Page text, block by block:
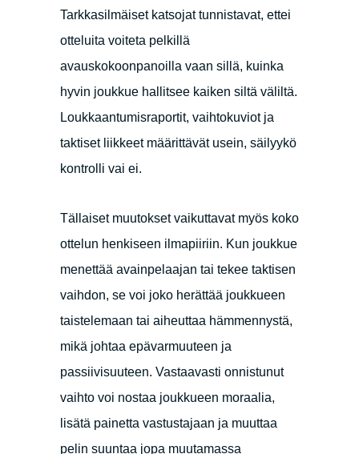
Tarkkasilmäiset katsojat tunnistavat, ettei
otteluita voiteta pelkillä
avauskokoonpanoilla vaan sillä, kuinka
hyvin joukkue hallitsee kaiken siltä väliltä.
Loukkaantumisraportit, vaihtokuviot ja
taktiset liikkeet määrittävät usein, säilyykö
kontrolli vai ei.
Tällaiset muutokset vaikuttavat myös koko
ottelun henkiseen ilmapiiriin. Kun joukkue
menettää avainpelaajan tai tekee taktisen
vaihdon, se voi joko herättää joukkueen
taistelemaan tai aiheuttaa hämmennystä,
mikä johtaa epävarmuuteen ja
passiivisuuteen. Vastaavasti onnistunut
vaihto voi nostaa joukkueen moraalia,
lisätä painetta vastustajaan ja muuttaa
pelin suuntaa jopa muutamassa